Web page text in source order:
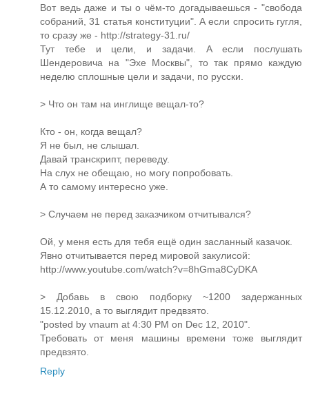
Вот ведь даже и ты о чём-то догадываешься - "свобода
собраний, 31 статья конституции". А если спросить гугля,
то сразу же - http://strategy-31.ru/
Тут тебе и цели, и задачи. А если послушать
Шендеровича на "Эхе Москвы", то так прямо каждую
неделю сплошные цели и задачи, по русски.
> Что он там на инглище вещал-то?
Кто - он, когда вещал?
Я не был, не слышал.
Давай транскрипт, переведу.
На слух не обещаю, но могу попробовать.
А то самому интересно уже.
> Случаем не перед заказчиком отчитывался?
Ой, у меня есть для тебя ещё один засланный казачок.
Явно отчитывается перед мировой закулисой:
http://www.youtube.com/watch?v=8hGma8CyDKA
> Добавь в свою подборку ~1200 задержанных
15.12.2010, а то выглядит предвзято.
"posted by vnaum at 4:30 PM on Dec 12, 2010".
Требовать от меня машины времени тоже выглядит
предвзято.
Reply